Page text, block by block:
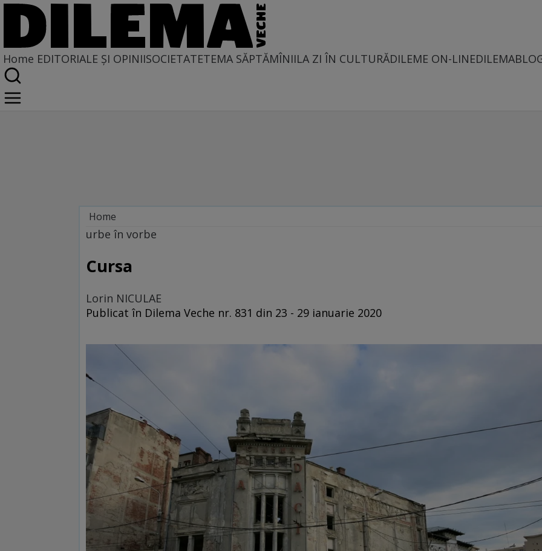
Home EDITORIALE ȘI OPINIISOCIETATETEMA SĂPTĂMÎNIILA ZI ÎN CULTURĂDILEME ON-LINE
Home
La fața locului
urbe în vorbe
Cursa
Lorin NICULAE
Publicat în Dilema Veche nr. 831 din 23 - 29 ianuarie 2020